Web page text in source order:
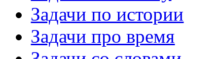
Задачи по истории
Задачи про время